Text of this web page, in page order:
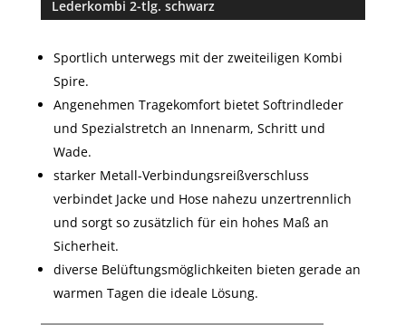
basieren
Kundenbe
wertung
Lederkombi 2-tlg. schwarz
Sportlich unterwegs mit der zweiteiligen Kombi
Spire.
Angenehmen Tragekomfort bietet Softrindleder
und Spezialstretch an Innenarm, Schritt und
Wade.
starker Metall-Verbindungsreißverschluss
verbindet Jacke und Hose nahezu unzertrennlich
und sorgt so zusätzlich für ein hohes Maß an
Sicherheit.
diverse Belüftungsmöglichkeiten bieten gerade an
warmen Tagen die ideale Lösung.